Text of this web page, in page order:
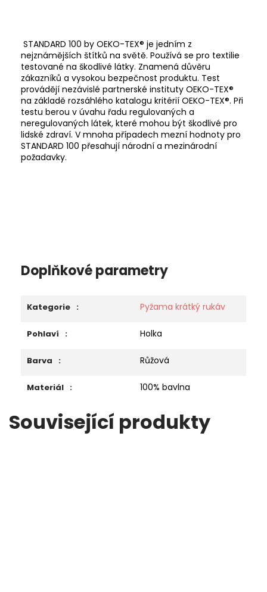
STANDARD 100 by OEKO-TEX® je jedním z
nejznámějších štítků na světě. Používá se pro textilie
testované na škodlivé látky. Znamená důvěru
zákazníků a vysokou bezpečnost produktu. Test
provádějí nezávislé partnerské instituty OEKO-TEX®
na základě rozsáhlého katalogu kritérií OEKO-TEX®. Při
testu berou v úvahu řadu regulovaných a
neregulovaných látek, které mohou být škodlivé pro
lidské zdraví. V mnoha případech mezní hodnoty pro
STANDARD 100 přesahují národní a mezinárodní
požadavky.
Doplňkové parametry
Kategorie : Pyžama krátký rukáv
Pohlaví : Holka
Barva : Růžová
Materiál : 100% bavlna
Související produkty